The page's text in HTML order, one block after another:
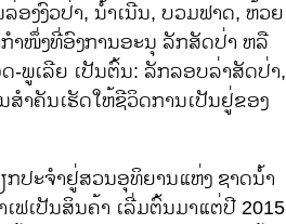
ອງງົວປ່າ, ນໍ້າເນີນ, ບວມຟາດ, ຫ້ວຍ
າໜຶ່ງທີ່ອົງການອະນຸ ລັກສັດປ່າ ຫລື
-ພູເລີຍ ເປັນຕົ້ນ: ລັກລອບລ່າສັດປ່າ,
າຄັນເຮັດໃຫ້ຊີວິດການເປັນຢູ່ຂອງ
ກປະຈໍາຢູ່ສວນອຸທິຍານແຫ່ງ ຊາດນໍ້າ
ຟເປັນສິນຄ້າ ເລີ່ມຕົ້ນມາແຕ່ປີ 2015